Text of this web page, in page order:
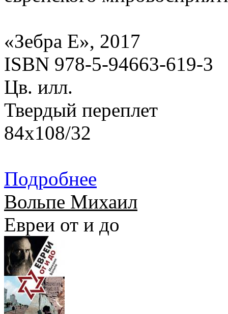
«Зебра Е», 2017
ISBN 978-5-94663-619-3
Цв. илл.
Твердый переплет
84х108/32
Подробнее
Вольпе Михаил
Евреи от и до